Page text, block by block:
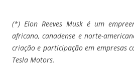
(*) Elon Reeves Musk é um
africano, canadense e norte-
criação e participação em empresas
Tesla Motors.